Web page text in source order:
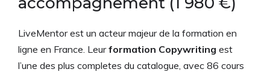
LiveMentor est un acteur majeur de la formation en
ligne en France. Leurformation Copywriting est
l’une des plus completes du catalogue, avec 86 cours